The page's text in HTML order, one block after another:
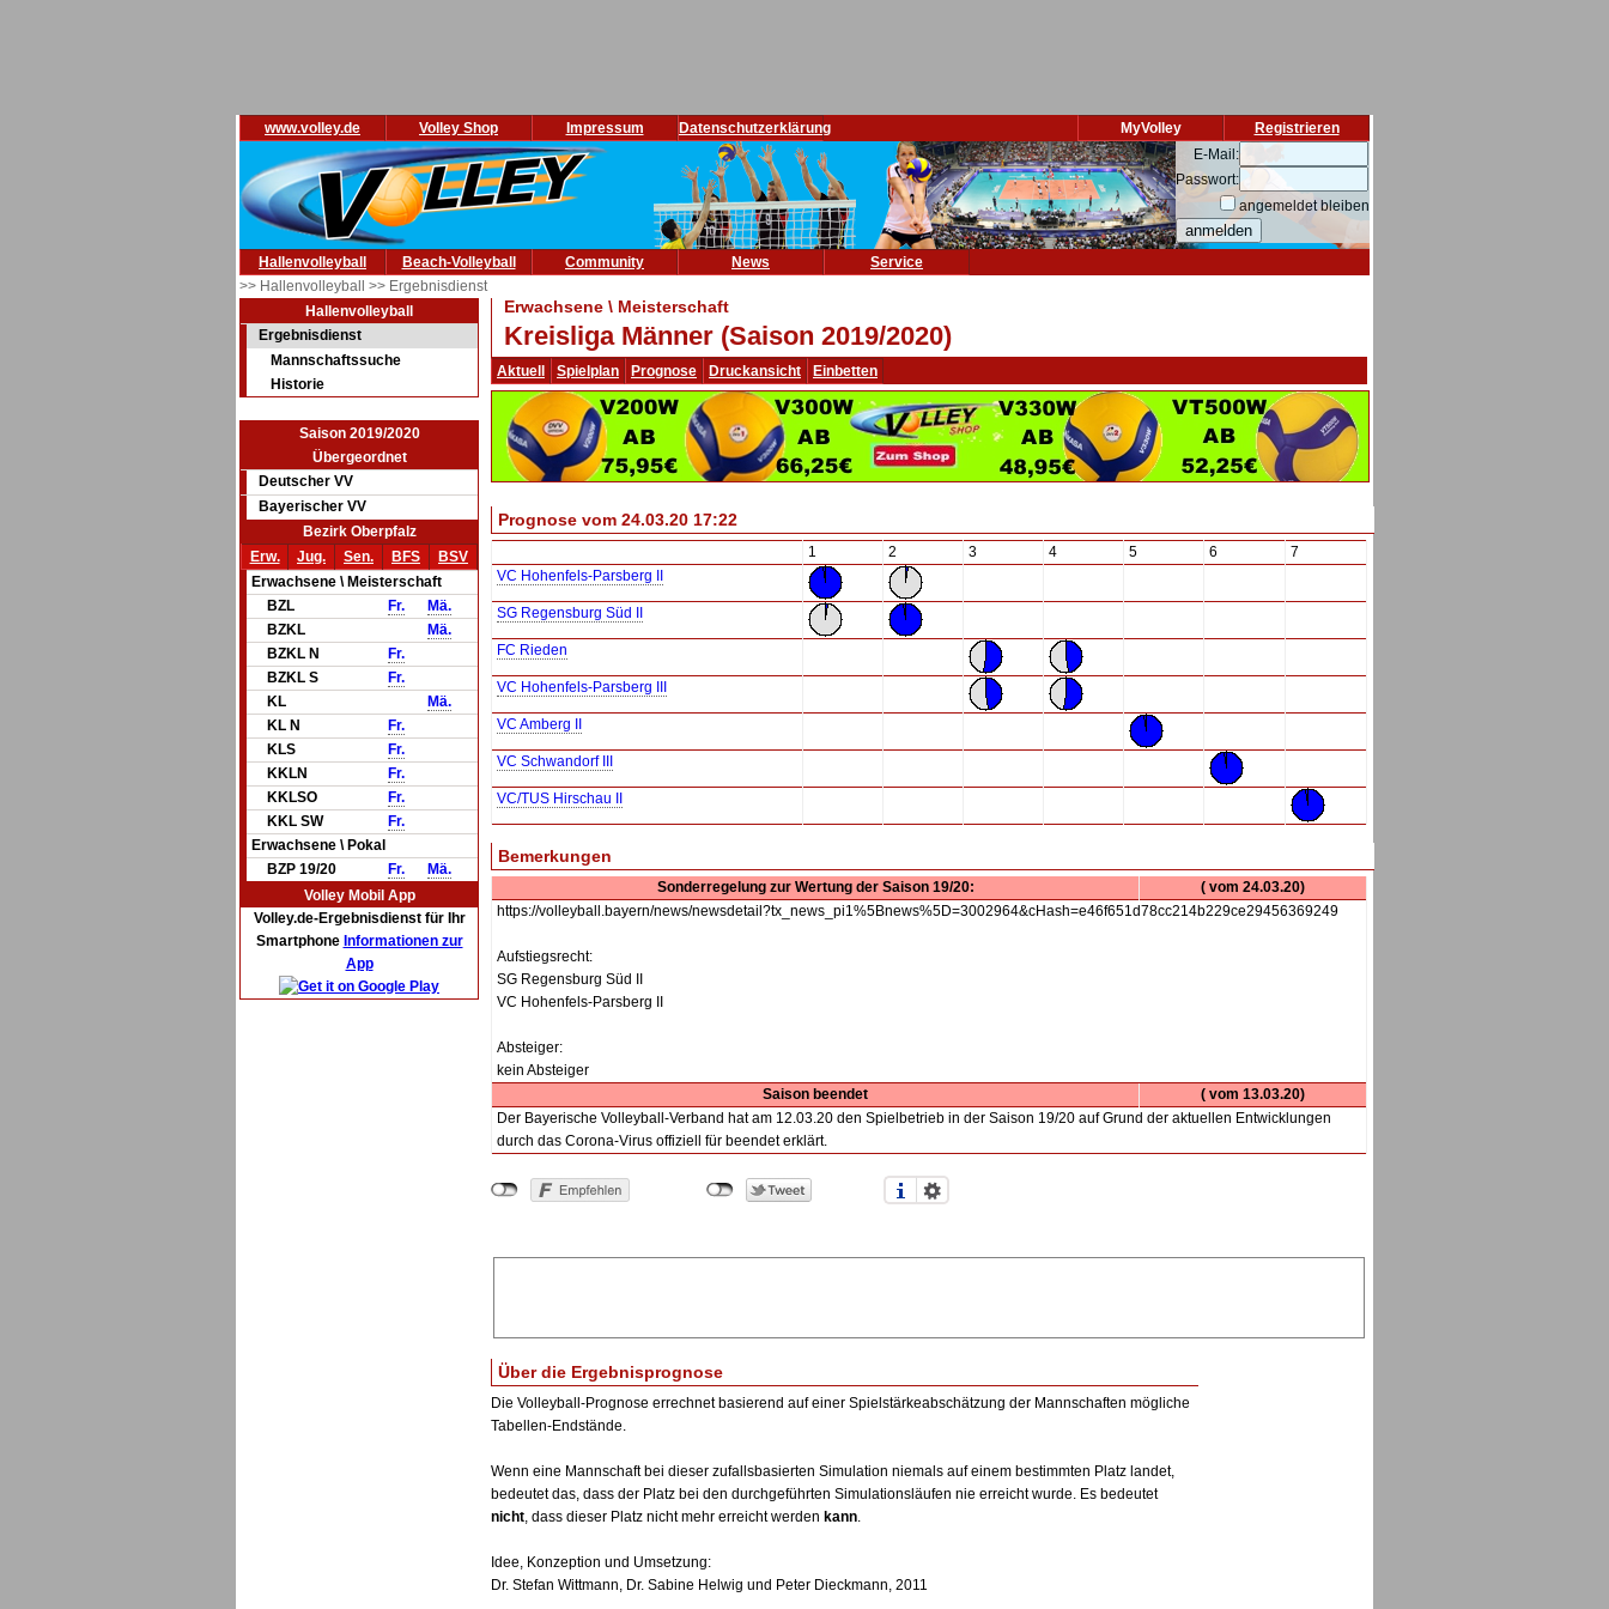
www.volley.de Volley Shop Impressum Datenschutzerklärung Registrieren
MyVolley
E-Mail:
Passwort:
angemeldet bleiben
Hallenvolleyball Beach-Volleyball Community News
Service
>> Hallenvolleyball >> Ergebnisdienst
Hallenvolleyball
Ergebnisdienst
Mannschaftssuche
Historie
Saison 2019/2020
Übergeordnet
Deutscher VV
Bayerischer VV
Bezirk Oberpfalz
Erw.
Jug. Sen. BFS
BSV
Erwachsene \ Meisterschaft
BZL
Fr.
Mä.
BZKL
Mä.
BZKL N
Fr.
BZKL S
Fr.
KL
Mä.
KL N
Fr.
KLS
Fr.
KKLN
Fr.
KKLSO
Fr.
KKL SW
Fr.
Erwachsene \ Pokal
BZP 19/20
Fr.
Mä.
Volley Mobil App
Volley.de-Ergebnisdienst für Ihr
Smartphone Informationen zur
App
Erwachsene \ Meisterschaft
Kreisliga Männer (Saison 2019/2020)
Aktuell Spielplan Prognose Druckansicht Einbetten
Prognose vom 24.03.20 17:22
1 2 3 4 5 6
7
VC Hohenfels-Parsberg II
SG Regensburg Süd II
FC Rieden
VC Hohenfels-Parsberg III
VC Amberg II
VC Schwandorf III
VC/TUS Hirschau II
Bemerkungen
Sonderregelung zur Wertung der Saison 19/20:
( vom 24.03.20)
https://volleyball.bayern/news/newsdetail?tx_news_pi1%5Bnews%5D=3002964&cHash=e46f651d78cc214b229ce29456369249
Aufstiegsrecht:
SG Regensburg Süd II
VC Hohenfels-Parsberg II
Absteiger:
kein Absteiger
Saison beendet
( vom 13.03.20)
Der Bayerische Volleyball-Verband hat am 12.03.20 den Spielbetrieb in der Saison 19/20 auf Grund der aktuellen Entwicklungen
durch das Corona-Virus offiziell für beendet erklärt.
Über die Ergebnisprognose
Die Volleyball-Prognose errechnet basierend auf einer Spielstärkeabschätzung der Mannschaften mögliche
Tabellen-Endstände.
Wenn eine Mannschaft bei dieser zufallsbasierten Simulation niemals auf einem bestimmten Platz landet,
bedeutet das, dass der Platz bei den durchgeführten Simulationsläufen nie erreicht wurde. Es bedeutet
nicht, dass dieser Platz nicht mehr erreicht werden kann.
Idee, Konzeption und Umsetzung:
Dr. Stefan Wittmann, Dr. Sabine Helwig und Peter Dieckmann, 2011